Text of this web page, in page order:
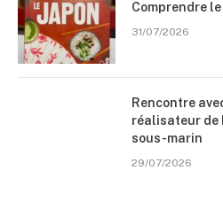
Comprendre le
31/07/2026
Rencontre
réalisateur de
sous-marin
29/07/2026